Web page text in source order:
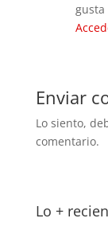
Enviar
Lo siento,
comentario.
Lo +